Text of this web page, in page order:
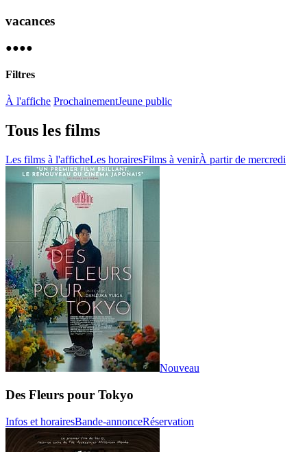
vacances
●︎●︎●︎●︎
Filtres
À l'affiche ProchainementJeune public
Tous les films
Les films à l'afficheLes horairesFilms à venirÀ partir de mercredi
Nouveau
Des Fleurs pour Tokyo
Infos et horairesBande-annonceRéservation